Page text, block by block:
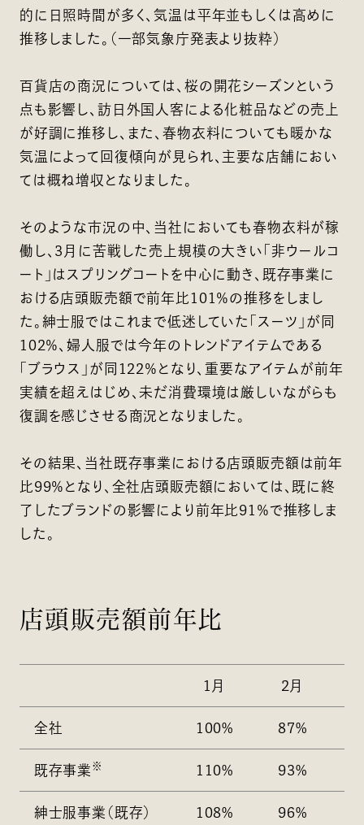
的に日照時間が多く、気温は平年並もしくは高めに
推移しました。（一部気象庁発表より抜粋）
百貨店の商況については、桜の開花シーズンという
点も影響し、訪日外国人客による化粧品などの売上
が好調に推移し、また、春物衣料についても暖かな
気温によって回復傾向が見られ、主要な店舗におい
ては概ね増収となりました。
そのような市況の中、当社においても春物衣料が稼
働し、3月に苦戦した売上規模の大きい「非ウールコ
ート」はスプリングコートを中心に動き、既存事業に
おける店頭販売額で前年比101％の推移をしまし
た。紳士服ではこれまで低迷していた「スーツ」が同
102％、婦人服では今年のトレンドアイテムである
「ブラウス」が同122％となり、重要なアイテムが前年
実績を超えはじめ、未だ消費環境は厳しいながらも
復調を感じさせる商況となりました。
その結果、当社既存事業における店頭販売額は前年
比99％となり、全社店頭販売額においては、既に終
了したブランドの影響により前年比91％で推移しま
した。
店頭販売額前年比
1月 2月
全社 100% 87%
既存事業 ※ 110% 93%
紳士服事業（既存） 108% 96%